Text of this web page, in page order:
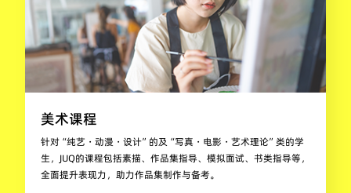
美术课程
针对“纯艺・动漫・设计”的及“写真・电影・艺术理论”类的学
生，JUQ的课程包括素描、作品集指导、模拟面试、书类指导等，
全面提升表现力，助力作品集制作与备考。